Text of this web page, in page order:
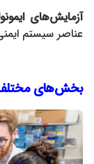
آزمایش‌های
عناصر سیستم
بخش‌های مختلف